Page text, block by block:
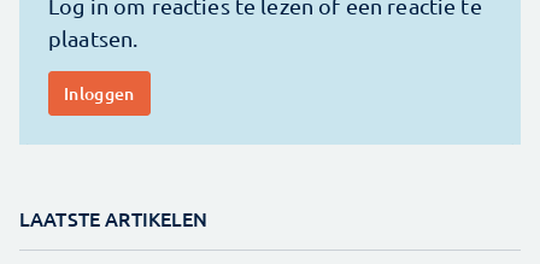
LAATSTE ARTIKELEN